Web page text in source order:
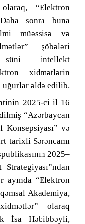
olaraq, “Elektron
sonra buna
müəssisə və
şöbələri
süni intellekt
xidmətlərin
uğurlar əldə edilib.
2025-ci il 16
“Azərbaycan
Konsepsiyası” və
tarixli Sərəncamı
2025–
ayında “Elektron
Akademiya,
olaraq
İsa Həbibbəyli,